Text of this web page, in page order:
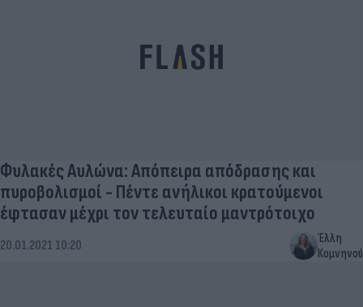
Φυλακές Αυλώνα: Απόπειρα απόδρασης και
πυροβολισμοί - Πέντε ανήλικοι κρατούμενοι
έφτασαν μέχρι τον τελευταίο μαντρότοιχο
20.01.2021 10:20
Έλλη
Κομνηνού